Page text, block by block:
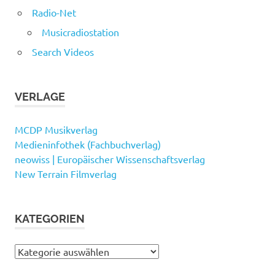
Radio-Net
Musicradiostation
Search Videos
VERLAGE
MCDP Musikverlag
Medieninfothek (Fachbuchverlag)
neowiss | Europäischer Wissenschaftsverlag
New Terrain Filmverlag
KATEGORIEN
Kategorien